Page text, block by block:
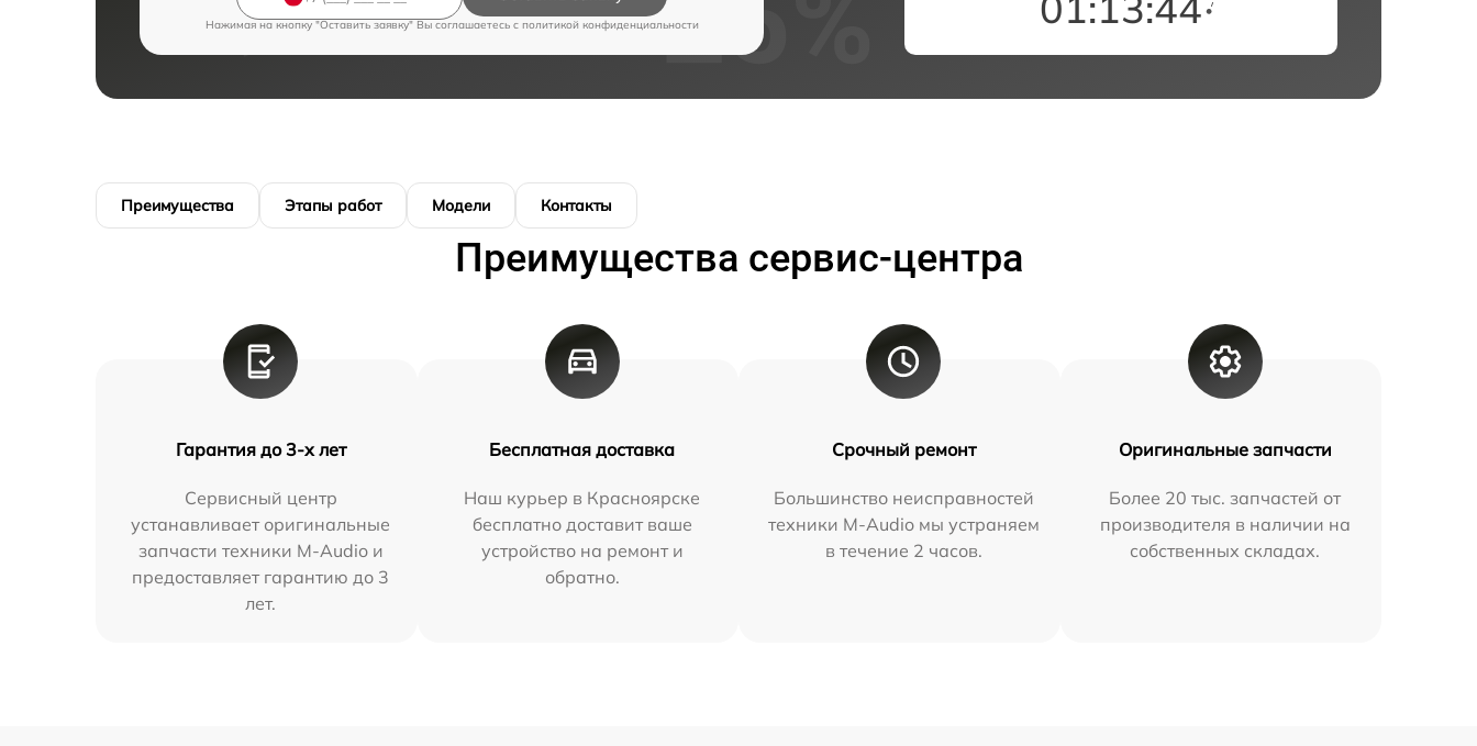
Нажимая на кнопку "Оставить заявку" Вы соглашаетесь c политикой конфиденциальности
Преимущества Этапы работ Модели Контакты
Преимущества сервис-центра
Гарантия до 3-х лет
Сервисный центр
устанавливает оригинальные
запчасти техники M-Audio и
предоставляет гарантию до 3
лет.
Бесплатная доставка
Наш курьер в Красноярске
бесплатно доставит ваше
устройство на ремонт и
обратно.
Срочный ремонт
Большинство неисправностей
техники M-Audio мы устраняем
в течение 2 часов.
Оригинальные запчасти
Более 20 тыс. запчастей от
производителя в наличии на
собственных складах.